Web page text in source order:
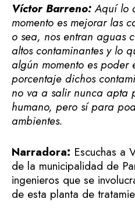
Víctor Barreno:Aquí lo
momento es mejorar las
o sea, nos entran aguas
altos contaminantes y lo
algún momento es poder
porcentaje dichos
no va a salir nunca apta
humano, pero sí para
ambientes.
Narradora: Escuchas a
de la municipalidad de
ingenieros que se
de esta planta de